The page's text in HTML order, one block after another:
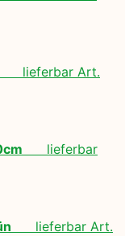
lieferbar Art.
lieferbar
lieferbar Art.